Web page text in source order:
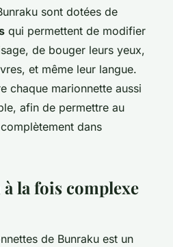
sont dotées de
qui permettent de modifier
de bouger leurs yeux,
et même leur langue.
chaque marionnette aussi
afin de permettre au
dans
la fois complexe
de Bunraku est un